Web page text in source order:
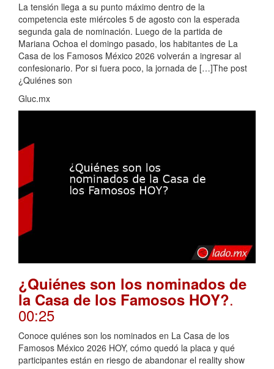
La tensión llega a su punto máximo dentro de la
competencia este miércoles 5 de agosto con la esperada
segunda gala de nominación. Luego de la partida de
Mariana Ochoa el domingo pasado, los habitantes de La
Casa de los Famosos México 2026 volverán a ingresar al
confesionario. Por si fuera poco, la jornada de […]The post
¿Quiénes son
Gluc.mx
¿Quiénes son los nominados de
la Casa de los Famosos HOY?.
00:25
Conoce quiénes son los nominados en La Casa de los
Famosos México 2026 HOY, cómo quedó la placa y qué
participantes están en riesgo de abandonar el reality show